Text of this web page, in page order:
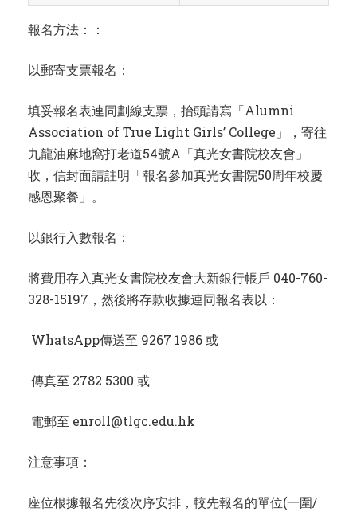
報名方法：：
以郵寄支票報名：
填妥報名表連同劃線支票，抬頭請寫「Alumni
Association of True Light Girls’ College」，寄往
九龍油麻地窩打老道54號A「真光女書院校友會」
收，信封面請註明「報名參加真光女書院50周年校慶
感恩聚餐」。
以銀行入數報名：
將費用存入真光女書院校友會大新銀行帳戶 040-760-
328-15197，然後將存款收據連同報名表以：
WhatsApp傳送至 9267 1986 或
傳真至 2782 5300 或
電郵至 enroll@tlgc.edu.hk
注意事項：
座位根據報名先後次序安排，較先報名的單位(一圍/